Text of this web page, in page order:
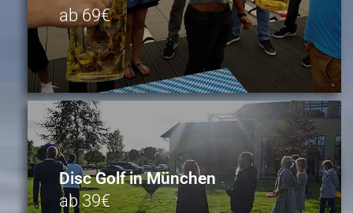
ab 69€
Disc Golf in München
ab 39€